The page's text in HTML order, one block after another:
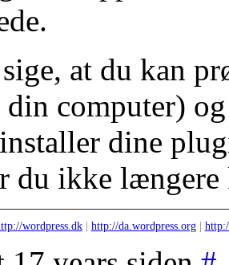
at du kan
din computer)
dine
du ikke
wordpress.dk| http://da.wordpress.org|